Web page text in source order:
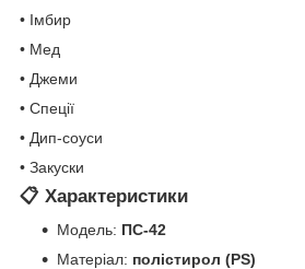
• Імбир
• Мед
• Джеми
• Спеції
• Дип-соуси
• Закуски
📋 Характеристики
Модель: ПС-42
Матеріал: полістирол (PS)